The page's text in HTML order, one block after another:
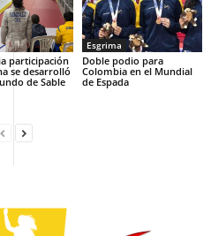
participación
se desarrolló
de Sable
Esgrima
Doble podio para
Colombia en el Mundial
de Espada